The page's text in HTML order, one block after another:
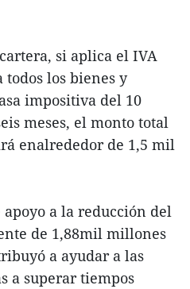
si aplica el IVA
todos los bienes y
impositiva del 10
meses, el monto total
enalrededor de 1,5 mil
a la reducción del
de 1,88mil millones
a ayudar a las
a superar tiempos